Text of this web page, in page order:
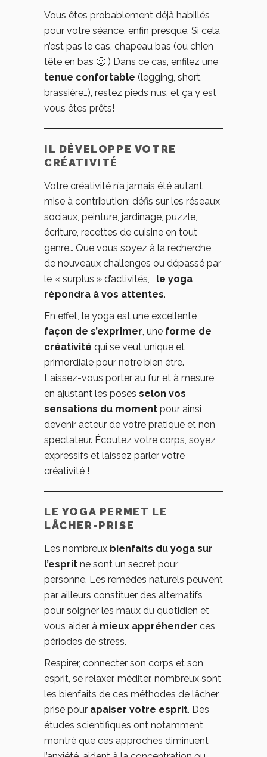
Vous êtes probablement déjà habillés
pour votre séance, enfin presque. Si cela
n’est pas le cas, chapeau bas (ou chien
tête en bas 🙂 ) Dans ce cas, enfilez une
tenue confortable (legging, short,
brassière…), restez pieds nus, et ça y est
vous êtes prêts!
IL DÉVELOPPE VOTRE
CRÉATIVITÉ
Votre créativité n’a jamais été autant
mise à contribution; défis sur les réseaux
sociaux, peinture, jardinage, puzzle,
écriture, recettes de cuisine en tout
genre… Que vous soyez à la recherche
de nouveaux challenges ou dépassé par
le « surplus » d’activités, , le yoga
répondra à vos attentes.
En effet, le yoga est une excellente
façon de s’exprimer, une forme de
créativité qui se veut unique et
primordiale pour notre bien être.
Laissez-vous porter au fur et à mesure
en ajustant les poses selon vos
sensations du moment pour ainsi
devenir acteur de votre pratique et non
spectateur. Écoutez votre corps, soyez
expressifs et laissez parler votre
créativité !
LE YOGA PERMET LE
LÂCHER-PRISE
Les nombreux bienfaits du yoga sur
l’esprit ne sont un secret pour
personne. Les remèdes naturels peuvent
par ailleurs constituer des alternatifs
pour soigner les maux du quotidien et
vous aider à mieux appréhender ces
périodes de stress.
Respirer, connecter son corps et son
esprit, se relaxer, méditer, nombreux sont
les bienfaits de ces méthodes de lâcher
prise pour apaiser votre esprit. Des
études scientifiques ont notamment
montré que ces approches diminuent